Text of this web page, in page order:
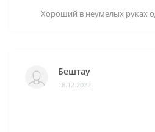
Хороший в неумелых руках
Бештау
18.12.2022